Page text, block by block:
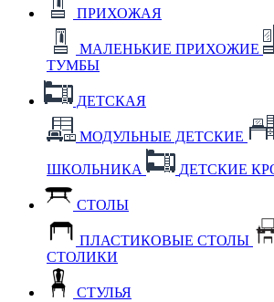
ПРИХОЖАЯ
МАЛЕНЬКИЕ ПРИХОЖИЕ
ТУМБЫ
ДЕТСКАЯ
МОДУЛЬНЫЕ ДЕТСКИЕ
ШКОЛЬНИКА ДЕТСКИЕ
СТОЛЫ
ПЛАСТИКОВЫЕ СТОЛЫ
СТОЛИКИ
СТУЛЬЯ